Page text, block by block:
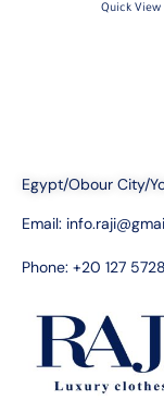
Quick View
Egypt/Obour City/
Email:
Phone: +20 127